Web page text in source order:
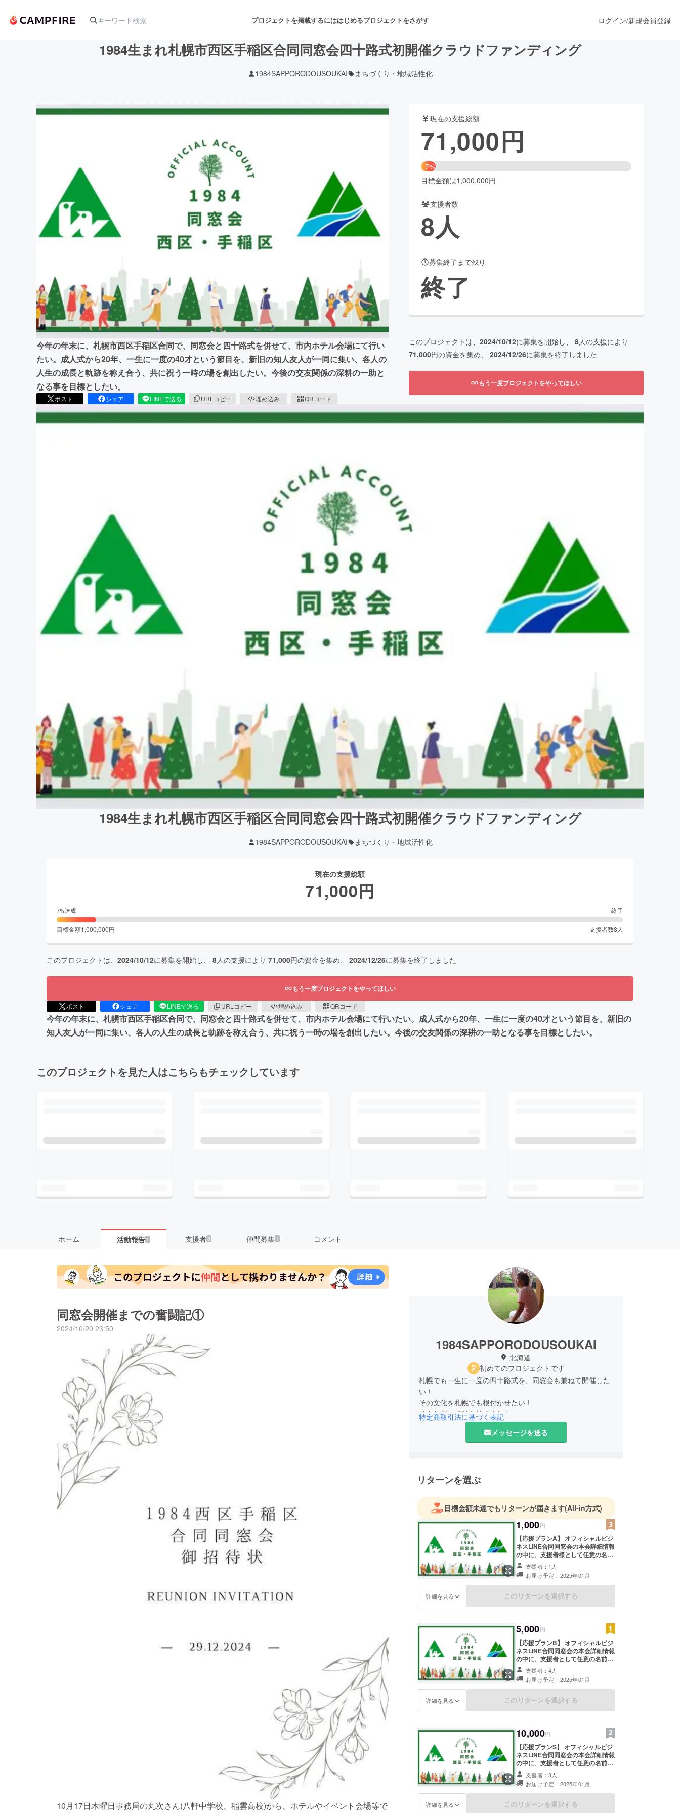
プロジェクトを掲載するにははじめるプロジェクトをさがす
舞台・パフォーマンス
テクノロジー・ガジェット ゲーム・サービス開発 ファッション
書籍・雑誌出版
ビジネス・起業 ビューティー・ヘルスケア
まちづくり・地域活性化
CAMPFIREふるさと納税
machi-ya
ログイン/新規会員登録
1984生まれ札幌市西区手稲区合同同窓会四十路式初開催クラウドファンディング
1984SAPPORODOUSOUKAI まちづくり・地域活性化
今年の年末に、札幌市西区手稲区合同で、同窓会と四十路式を併せて、市内ホテル会場にて行い
たい。成人式から20年、一生に一度の40才という節目を、新旧の知人友人が一同に集い、各人の
人生の成長と軌跡を称え合う、共に祝う一時の場を創出したい。今後の交友関係の深耕の一助と
なる事を目標としたい。
ポスト シェア LINEで送る URLコピー 埋め込み QRコード
現在の支援総額
71,000円
7%
目標金額は1,000,000円
支援者数
8人
募集終了まで残り
終了
このプロジェクトは、 2024/10/12に募集を開始し、 8人の支援により
71,000円の資金を集め、 2024/12/26に募集を終了しました
もう一度プロジェクトをやってほしい
1984生まれ札幌市西区手稲区合同同窓会四十路式初開催クラウドファンディング
1984SAPPORODOUSOUKAI まちづくり・地域活性化
現在の支援総額
71,000円
7%達成 終了
目標金額1,000,000円 支援者数8 人
このプロジェクトは、 2024/10/12に募集を開始し、 8人の支援により 71,000円の資金を集め、 2024/12/26に募集を終了しました
もう一度プロジェクトをやってほしい
ポスト シェア LINEで送る URLコピー 埋め込み QRコード
今年の年末に、札幌市西区手稲区合同で、同窓会と四十路式を併せて、市内ホテル会場にて行いたい。成人式から20年、一生に一度の40才という節目を、新旧の
知人友人が一同に集い、各人の人生の成長と軌跡を称え合う、共に祝う一時の場を創出したい。今後の交友関係の深耕の一助となる事を目標としたい。
このプロジェクトを見た人はこちらもチェックしています
ホーム 活動報告 1 支援者8 仲間募集 1 コメント
同窓会開催までの奮闘記①
2024/10/20 23:50
10月17日木曜日事務局の丸次さん(八軒中学校、稲雲高校)から、ホテルやイベント会場等で
1984SAPPORODOUSOUKAI
北海道
初めてのプロジェクトです
札幌でも一生に一度の四十路式を、同窓会も兼ねて開催した
い！
その文化を札幌でも根付かせたい！
そんな想いで動き始めました。
『成人式』では区が開催してくれたから、沢山の同級生と会
う事が出来ました…。
考えています。
環境を整えたく、この度はクラウドファンディングをさせて
頂きました。
どうかみなさん、札幌でも今後この様な文化が根付くよう、
開催に向けて、応援のほど、よろしくお願いいたします！！
特定商取引法に基づく表記
メッセージを送る
リターンを選ぶ
目標金額未達でもリターンが届きます(All-in方式)
1,000円
【応援プランA】 オフィシャルビジ
ネスLINE合同同窓会の本会詳細情報
の中に、支援者様として任意の名前
で掲載、および当日本会場のスク
リーンにて名前掲載。 ①名前の掲載
について 可・不可 ②掲載する名前
について 本名・任意の名前 上記
①②について、備考へ記載のご協
支援者：1人
お届け予定：2025年01月
詳細を見る このリターンを選択する
5,000円
【応援プランB】 オフィシャルビジ
ネスLINE合同同窓会の本会詳細情報
の中に、支援者として任意の名前で
掲載、および当日本会場のスクリー
ンにて名前掲載。 当日の会にて、名
前を読み上げさせて頂きます。 ①名
前の掲載について 可・不可 ②
掲載する名前について 本名・任意
願い致します。
支援者：4人
お届け予定：2025年01月
詳細を見る このリターンを選択する
10,000円
【応援プランS】 オフィシャルビジ
ネスLINE合同同窓会の本会詳細情報
の中に、支援者として任意の名前で
掲載、および当日本会場のスクリー
ンにて名前掲載。 当日の会にて、名
前を読み上げさせて頂きます。 当日
ステージにて１分以内のスピーチ又
は本会について支援者様の想いを読
支援者：3人
お届け予定：2025年01月
詳細を見る このリターンを選択する